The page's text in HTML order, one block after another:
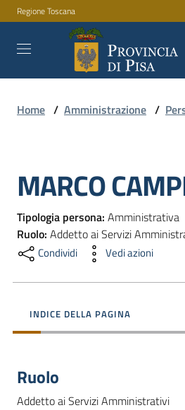
Vai al contenuto
Vai alla navigazione
Vai al footer
Regione Toscana
Amministrazione
Servizi
Novità
Home / Amministrazione /
Salta al contenuto
MARCO
Tipologia persona: Amministrativa
Ruolo: Addetto ai Servizi
Condividi Vedi azioni
INDICE DELLA PAGINA
Ruolo
Addetto ai Servizi Amministrativi